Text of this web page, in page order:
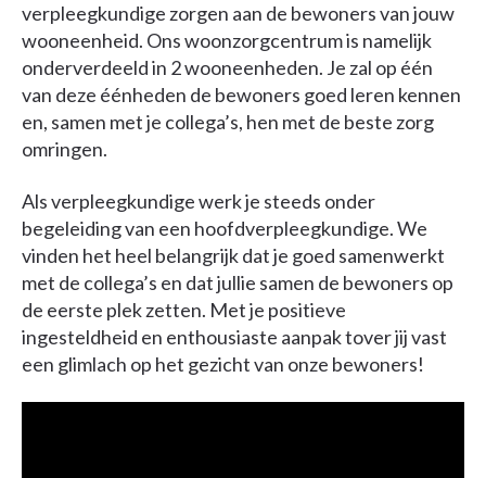
verpleegkundige zorgen aan de bewoners van jouw
wooneenheid. Ons woonzorgcentrum is namelijk
onderverdeeld in 2 wooneenheden. Je zal op één
van deze éénheden de bewoners goed leren kennen
en, samen met je collega’s, hen met de beste zorg
omringen.
Als verpleegkundige werk je steeds onder
begeleiding van een hoofdverpleegkundige. We
vinden het heel belangrijk dat je goed samenwerkt
met de collega’s en dat jullie samen de bewoners op
de eerste plek zetten. Met je positieve
ingesteldheid en enthousiaste aanpak tover jij vast
een glimlach op het gezicht van onze bewoners!